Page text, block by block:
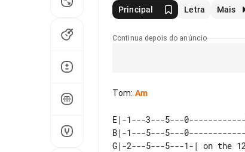
Principal Letra Mais
Continua depois do anúncio
Tom: Am
E|-1---3---5---0------------|
B|-1---5---5---0------------|
G|-2---5---